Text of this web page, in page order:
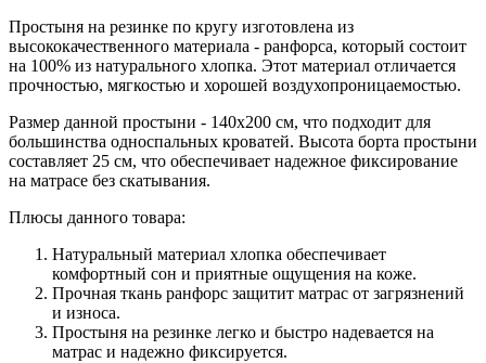
Простыня на резинке по кругу изготовлена из
высококачественного материала - ранфорса, который состоит
на 100% из натурального хлопка. Этот материал отличается
прочностью, мягкостью и хорошей воздухопроницаемостью.
Размер данной простыни - 140х200 см, что подходит для
большинства односпальных кроватей. Высота борта простыни
составляет 25 см, что обеспечивает надежное фиксирование
на матрасе без скатывания.
Плюсы данного товара:
Натуральный материал хлопка обеспечивает
комфортный сон и приятные ощущения на коже.
Прочная ткань ранфорс защитит матрас от загрязнений
и износа.
Простыня на резинке легко и быстро надевается на
матрас и надежно фиксируется.